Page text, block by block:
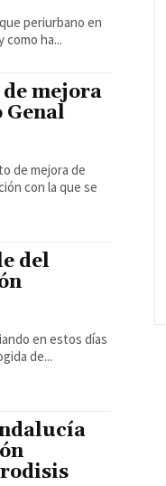
periurbano en
como ha...
mejora
Genal
de mejora de
con la que se
del
en estos días
de...